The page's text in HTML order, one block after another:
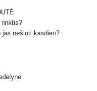
rinktis?
jas nešioti kasdien?